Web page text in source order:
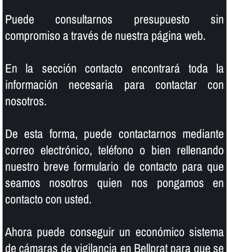
Puede consultarnos presupuesto sin
compromiso a través de nuestra página web.
En la sección contacto encontrará toda la
información necesaria para contactar con
nosotros.
De esta forma, puede contactarnos mediante
correo electrónico, teléfono o bien rellenando
nuestro breve formulario de contacto para que
seamos nosotros quien nos pongamos en
contacto con usted.
Ahora puede conseguir un económico sistema
de cámaras de vigilancia en Bellprat para que se